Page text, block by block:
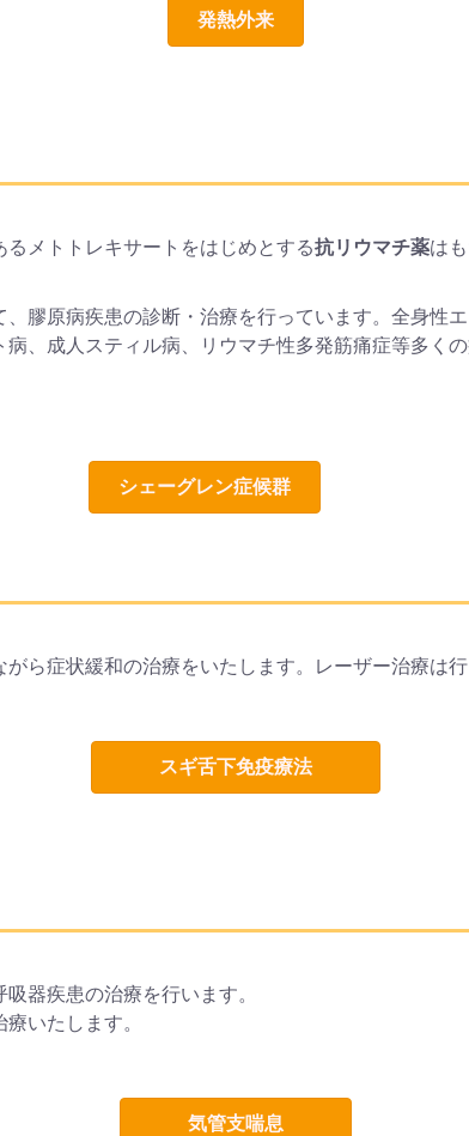
発熱外来
メトトレキサートをはじめとする抗リウマチ薬はも
膠原病疾患の診断・治療を行っています。全身性
、成人スティル病、リウマチ性多発筋痛症等多く
シェーグレン症候群
ら症状緩和の治療をいたします。レーザー治療は行
スギ舌下免疫療法
器疾患の治療を行います。
いたします。
気管支喘息